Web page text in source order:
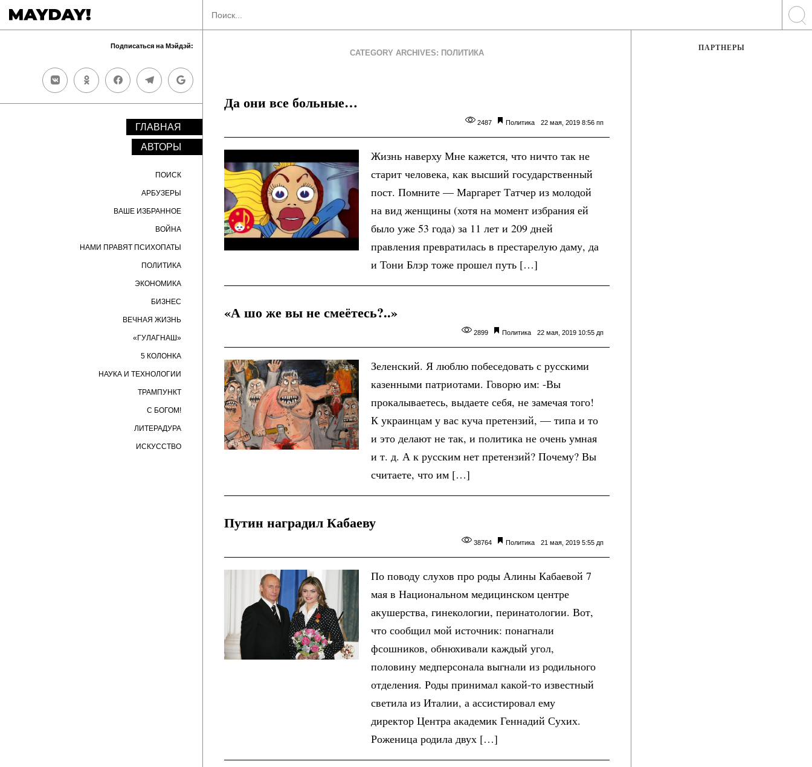
Подписаться на Мэйдэй:
ГЛАВНАЯ
АВТОРЫ
ПОИСК
АРБУЗЕРЫ
ВАШЕ ИЗБРАННОЕ
ВОЙНА
НАМИ ПРАВЯТ ПСИХОПАТЫ
ПОЛИТИКА
ЭКОНОМИКА
БИЗНЕС
ВЕЧНАЯ ЖИЗНЬ
«ГУЛАГНАШ»
5 КОЛОНКА
НАУКА И ТЕХНОЛОГИИ
ТРАМПУНКТ
С БОГОМ!
ЛИТЕРАДУРА
ИСКУССТВО
CATEGORY ARCHIVES: ПОЛИТИКА
Да они все больные…
22 мая, 2019 8:56 пп
Политика
2487
Жизнь наверху Мне кажется, что ничто так не
старит человека, как высший государственный
пост. Помните — Маргарет Татчер из молодой
на вид женщины (хотя на момент избрания ей
было уже 53 года) за 11 лет и 209 дней
правления превратилась в престарелую даму, да
и Тони Блэр тоже прошел путь […]
«А шо же вы не смеётесь?..»
22 мая, 2019 10:55 дп
Политика
2899
Зеленский. Я люблю побеседовать с русскими
казенными патриотами. Говорю им: -Вы
прокалываетесь, выдаете себя, не замечая того!
К украинцам у вас куча претензий, — типа и то
и это делают не так, и политика не очень умная
и т. д. А к русским нет претензий? Почему? Вы
считаете, что им […]
Путин наградил Кабаеву
21 мая, 2019 5:55 дп
Политика
38764
По поводу слухов про роды Алины Кабаевой 7
мая в Национальном медицинском центре
акушерства, гинекологии, перинатологии. Вот,
что сообщил мой источник: понагнали
фсошников, обнюхивали каждый угол,
половину медперсонала выгнали из родильного
отделения. Роды принимал какой-то известный
светила из Италии, а ассистировал ему
директор Центра академик Геннадий Сухих.
Роженица родила двух […]
ПАРТНЕРЫ